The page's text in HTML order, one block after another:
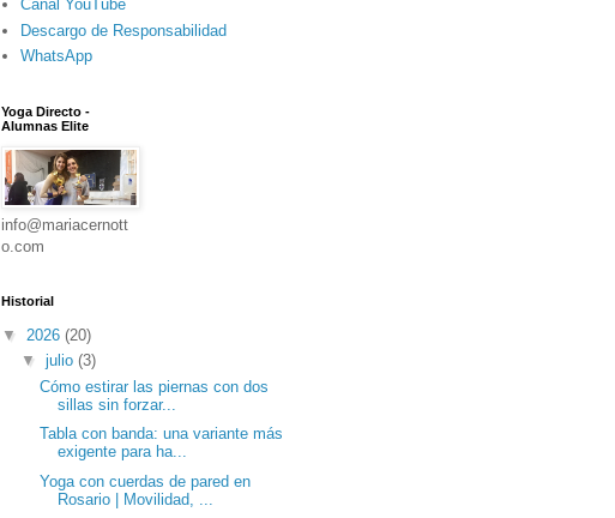
Canal YouTube
Descargo de Responsabilidad
WhatsApp
Yoga Directo -
Alumnas Elite
info@mariacernott
o.com
Historial
▼ 2026 (20)
▼ julio (3)
Cómo estirar las piernas con dos
sillas sin forzar...
Tabla con banda: una variante más
exigente para ha...
Yoga con cuerdas de pared en
Rosario | Movilidad, ...